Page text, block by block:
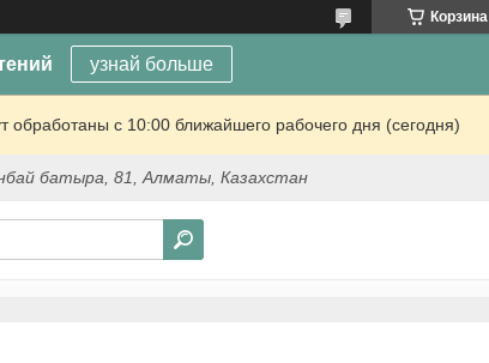
Корзина
узнай больше
с 10:00 ближайшего рабочего дня (сегодня)
батыра, 81, Алматы, Казахстан